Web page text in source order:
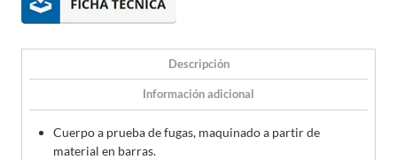
Descripción
Información adicional
Cuerpo a prueba de fugas, maquinado a partir de
material en barras.